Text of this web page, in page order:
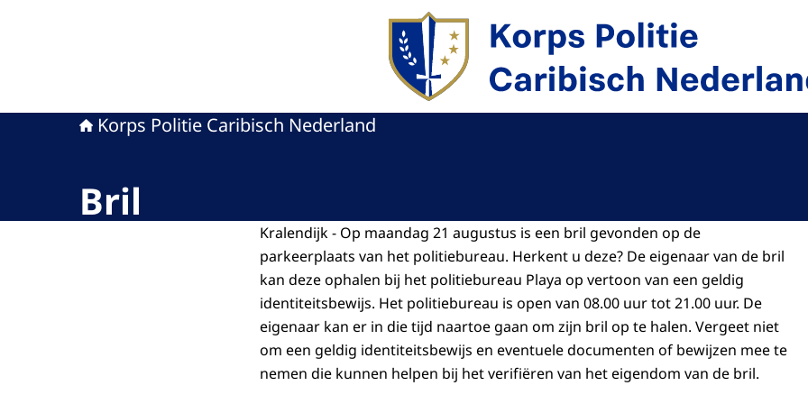
Naar de homepage van Politie Caribisch Nederland
Korps Politie Caribisch Nederland
Bril
Kralendijk - Op maandag 21 augustus is een bril gevonden op de
parkeerplaats van het politiebureau. Herkent u deze? De eigenaar van de bril
kan deze ophalen bij het politiebureau Playa op vertoon van een geldig
identiteitsbewijs. Het politiebureau is open van 08.00 uur tot 21.00 uur. De
eigenaar kan er in die tijd naartoe gaan om zijn bril op te halen. Vergeet niet
om een geldig identiteitsbewijs en eventuele documenten of bewijzen mee te
nemen die kunnen helpen bij het verifiëren van het eigendom van de bril.